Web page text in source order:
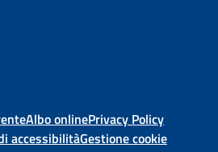
Albo onlinePrivacy Policy
accessibilitàGestione cookie